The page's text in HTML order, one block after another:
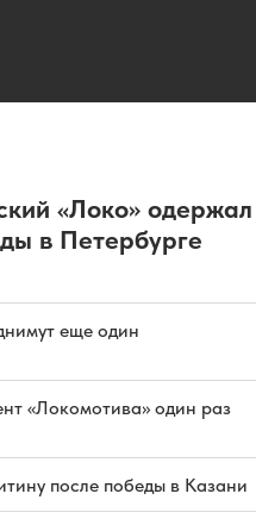
«Локо» одержал
в Петербурге
еще один
«Локомотива» один раз
после победы в Казани